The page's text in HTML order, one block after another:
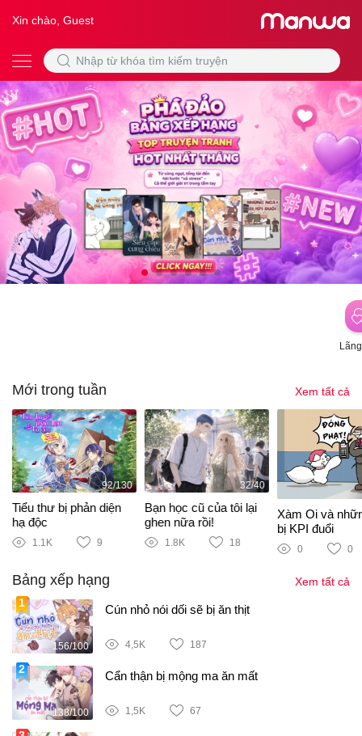
Xin chào, Guest
Mới trong tuần Xem tất cả
92/130
Tiểu thư bị phản diện
hạ độc
1.1K 9
32/40
Bạn học cũ của tôi lại
ghen nữa rồi!
1.8K 18
Xàm Oi và
bị KPI đuổi
0 0
Bảng xếp hạng Xem tất cả
156/100
Cún nhỏ nói dối sẽ bị ăn thịt
4,5K 187
138/100
Cẩn thận bị mộng ma ăn mất
1,5K 67